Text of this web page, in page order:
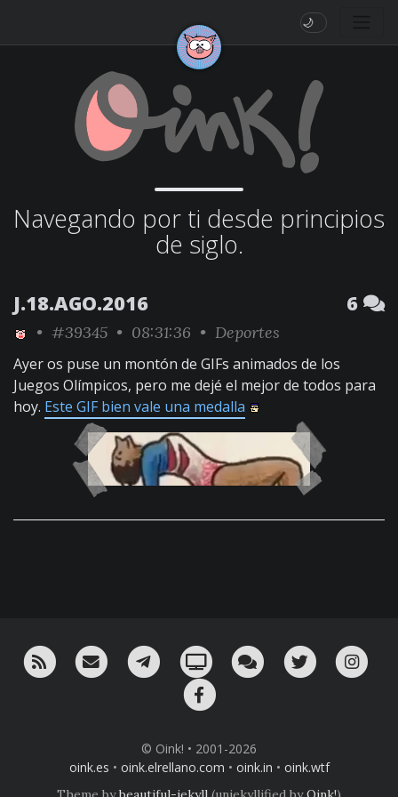
🌙
Navegando por ti desde principios
de siglo.
J.18.AGO.2016 6
• #39345 • 08:31:36 • Deportes
Ayer os puse un montón de GIFs animados de los
Juegos Olímpicos, pero me dejé el mejor de todos para
hoy. Este GIF bien vale una medalla
RSS ¡Mándame un email!¡Nuestro canal en Telegram!
Oink! TV Charla con nosotros
Twitter
© Oink! • 2001-2026
oink.es • oink.elrellano.com • oink.in • oink.wtf